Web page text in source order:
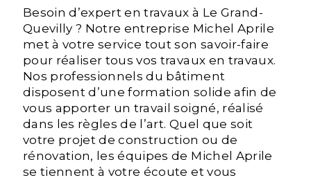
Besoin d’expert en travaux à Le Grand-
Quevilly ? Notre entreprise Michel Aprile
met à votre service tout son savoir-faire
pour réaliser tous vos travaux en travaux.
Nos professionnels du bâtiment
disposent d’une formation solide afin de
vous apporter un travail soigné, réalisé
dans les règles de l’art. Quel que soit
votre projet de construction ou de
rénovation, les équipes de Michel Aprile
se tiennent à votre écoute et vous